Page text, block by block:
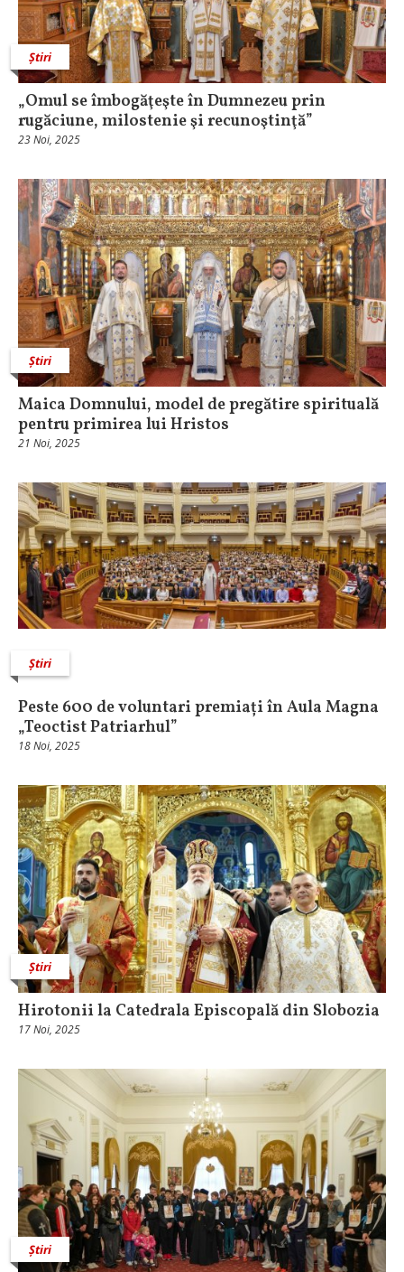
Știri
„Omul se îmbogăţeşte în Dumnezeu prin
rugăciune, milostenie şi recunoştinţă”
23 Noi, 2025
Știri
Maica Domnului, model de pregătire spirituală
pentru primirea lui Hristos
21 Noi, 2025
Știri
Peste 600 de voluntari premiați în Aula Magna
„Teoctist Patriarhul”
18 Noi, 2025
Știri
Hirotonii la Catedrala Episcopală din Slobozia
17 Noi, 2025
Știri